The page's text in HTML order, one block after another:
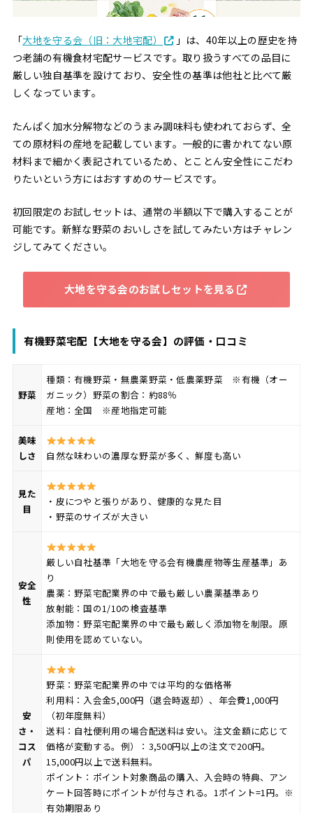
「大地を守る会（旧：大地宅配）
」は、40年以上の歴史を持
つ老舗の有機食材宅配サービスです。取り扱うすべての品目に
厳しい独自基準を設けており、安全性の基準は他社と比べて厳
しくなっています。
たんぱく加水分解物などのうまみ調味料も使われておらず、全
ての原材料の産地を記載しています。一般的に書かれてない原
材料まで細かく表記されているため、とことん安全性にこだわ
りたいという方にはおすすめのサービスです。
初回限定のお試しセットは、通常の半額以下で購入することが
可能です。新鮮な野菜のおいしさを試してみたい方はチャレン
ジしてみてください。
大地を守る会のお試しセットを見る
有機野菜宅配【大地を守る会】の評価・口コミ
野菜
種類：有機野菜・無農薬野菜・低農薬野菜 ※有機（オー
ガニック）野菜の割合：約88％
産地：全国 ※産地指定可能
美味
しさ
自然な味わいの濃厚な野菜が多く、鮮度も高い
見た
目
・皮につやと張りがあり、健康的な見た目
・野菜のサイズが大きい
安全
性
厳しい自社基準「大地を守る会有機農産物等生産基準」あ
り
農薬：野菜宅配業界の中で最も厳しい農薬基準あり
放射能：国の1/10の検査基準
添加物：野菜宅配業界の中で最も厳しく添加物を制限。原
則使用を認めていない。
安
さ・
コス
パ
野菜：野菜宅配業界の中では平均的な価格帯
利用料：入会金5,000円（退会時返却）、年会費1,000円
（初年度無料）
送料：自社便利用の場合配送料は安い。注文金額に応じて
価格が変動する。例）：3,500円以上の注文で200円。
15,000円以上で送料無料。
ポイント：ポイント対象商品の購入、入会時の特典、アン
ケート回答時にポイントが付与される。1ポイント=1円。※
有効期限あり